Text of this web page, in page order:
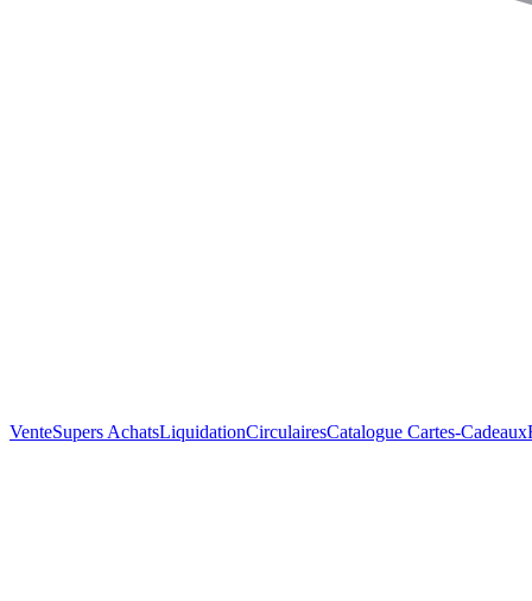
VenteSupers AchatsLiquidationCirculairesCatalogue Cartes-Cadeaux